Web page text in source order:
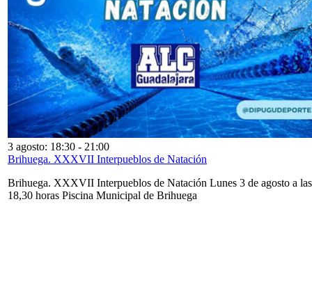
3 agosto: 18:30 - 21:00
Brihuega. XXXVII Interpueblos de Natación
Brihuega. XXXVII Interpueblos de Natación Lunes 3 de agosto a las
18,30 horas Piscina Municipal de Brihuega